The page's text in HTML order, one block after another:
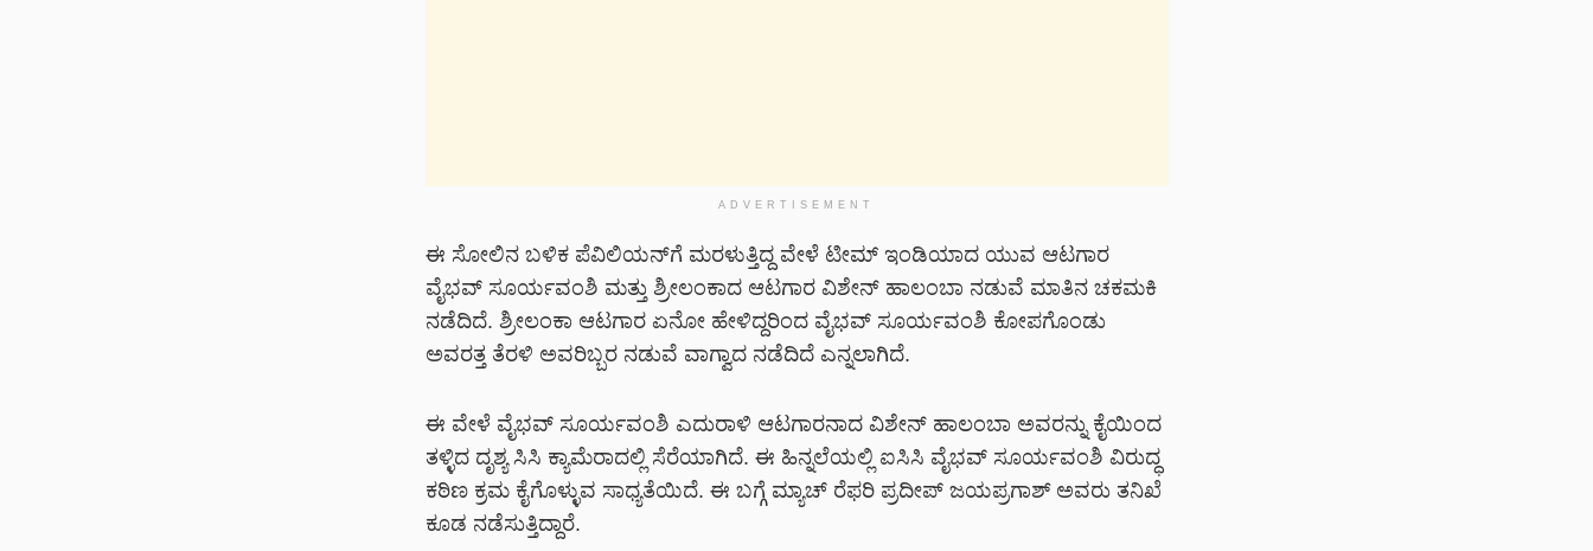
ADVERTISEMENT
ಈ ಸೋಲಿನ ಬಳಿಕ ಪೆವಿಲಿಯನ್‌ಗೆ ಮರಳುತ್ತಿದ್ದ ವೇಳೆ ಟೀಮ್ ಇಂಡಿಯಾದ ಯುವ ಆಟಗಾರ
ವೈಭವ್ ಸೂರ್ಯವಂಶಿ ಮತ್ತು ಶ್ರೀಲಂಕಾದ ಆಟಗಾರ ವಿಶೇನ್ ಹಾಲಂಬಾ ನಡುವೆ ಮಾತಿನ ಚಕಮಕಿ
ನಡೆದಿದೆ. ಶ್ರೀಲಂಕಾ ಆಟಗಾರ ಏನೋ ಹೇಳಿದ್ದರಿಂದ ವೈಭವ್ ಸೂರ್ಯವಂಶಿ ಕೋಪಗೊಂಡು
ಅವರತ್ತ ತೆರಳಿ ಅವರಿಬ್ಬರ ನಡುವೆ ವಾಗ್ವಾದ ನಡೆದಿದೆ ಎನ್ನಲಾಗಿದೆ.
ಈ ವೇಳೆ ವೈಭವ್ ಸೂರ್ಯವಂಶಿ ಎದುರಾಳಿ ಆಟಗಾರನಾದ ವಿಶೇನ್ ಹಾಲಂಬಾ ಅವರನ್ನು ಕೈಯಿಂದ
ತಳ್ಳಿದ ದೃಶ್ಯ ಸಿಸಿ ಕ್ಯಾಮೆರಾದಲ್ಲಿ ಸೆರೆಯಾಗಿದೆ. ಈ ಹಿನ್ನಲೆಯಲ್ಲಿ ಐಸಿಸಿ ವೈಭವ್ ಸೂರ್ಯವಂಶಿ ವಿರುದ್ಧ
ಕಠಿಣ ಕ್ರಮ ಕೈಗೊಳ್ಳುವ ಸಾಧ್ಯತೆಯಿದೆ. ಈ ಬಗ್ಗೆ ಮ್ಯಾಚ್ ರೆಫರಿ ಪ್ರದೀಪ್ ಜಯಪ್ರಗಾಶ್ ಅವರು ತನಿಖೆ
ಕೂಡ ನಡೆಸುತ್ತಿದ್ದಾರೆ.